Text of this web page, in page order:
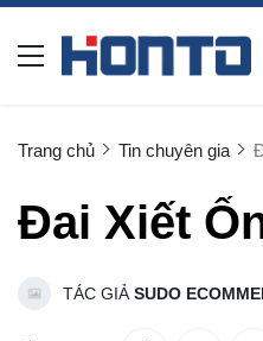
Trang chủ Tin chuyên gia
Đai Xiết
TÁC GIẢ SUDO